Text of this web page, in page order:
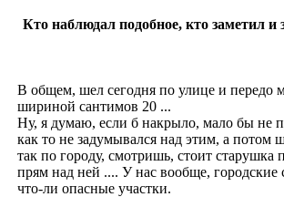
Кто наблюдал подобное, кто заметил
В общем, шел сегодня по улице и передо
шириной сантимов 20 ...
Ну, я думаю, если б накрыло, мало бы не
как то не задумывался над этим, а потом
так по городу, смотришь, стоит
прям над ней .... У нас вообще,
что-ли опасные участки.